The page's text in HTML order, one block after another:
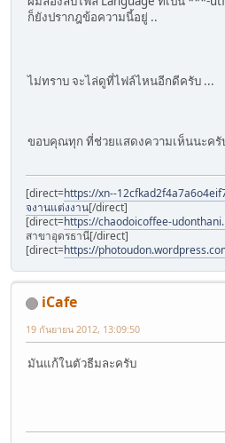
ก็ยังปรากฎข้อความนี้อยู่ ..
ไม่ทราบ จะไล่ดูที่ไฟล์ไหนอีกดีครับ ...
ขอบคุณทุก ที่ช่วยแสดงความเห็นนะครั
[direct=https://xn--
จงานแต่งงาน[/direct]
[direct=https://chaodoicoffee-
สาขาอุดรธานี[/direct]
[direct=https://
iCafe
19 กันยายน 2012, 13:09:50
มันแก้ในตัวธีมละครับ